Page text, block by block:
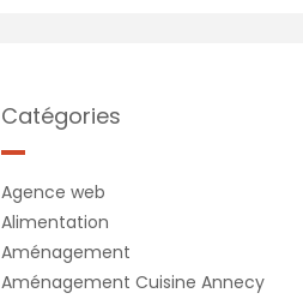
Catégories
Agence web
Alimentation
Aménagement
Aménagement Cuisine Annecy